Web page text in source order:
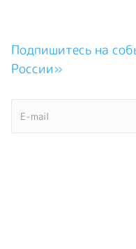
Подпишитесь на
России»